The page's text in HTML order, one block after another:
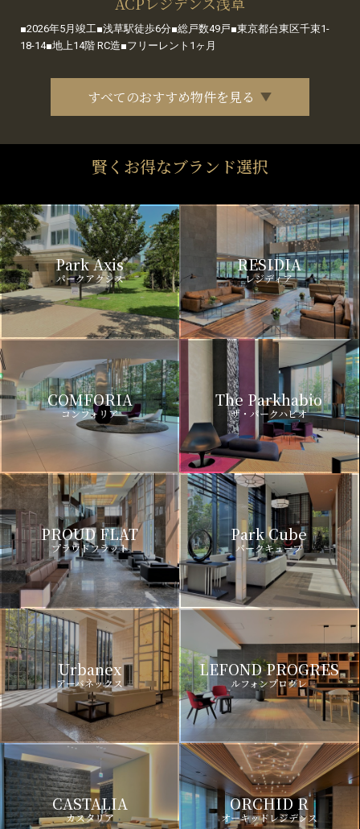
■2026年5月竣工■浅草駅徒歩6分■総戸数49戸■東京都台東区千束1-
18-14■地上14階 RC造■フリーレント1ヶ月
すべてのおすすめ物件を見る
賢くお得なブランド選択
Park Axis
パークアクシス
RESIDIA
レジディア
COMFORIA
コンフォリア
The Parkhabio
ザ・パークハビオ
PROUD FLAT
プラウドフラット
Park Cube
パークキューブ
Urbanex
アーバネックス
LEFOND PROGRES
ルフォンプログレ
CASTALIA
カスタリア
ORCHID R
オーキッドレジデンス